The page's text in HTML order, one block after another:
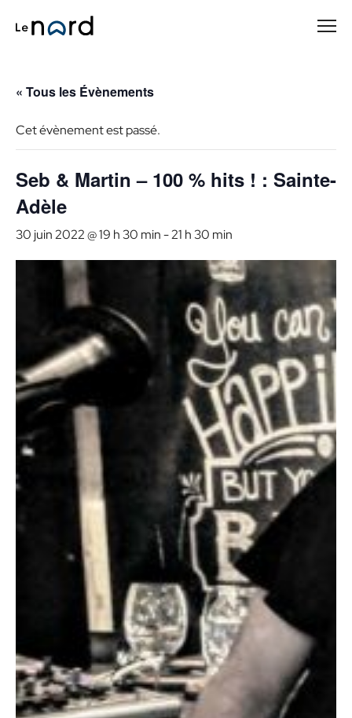
« Tous les Évènements
Cet évènement est passé.
Seb & Martin – 100 % hits ! : Sainte-
Adèle
30 juin 2022 @ 19 h 30 min-21 h 30 min